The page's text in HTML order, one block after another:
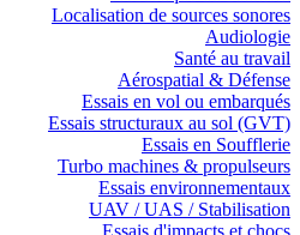
Localisation de sources sonores
Audiologie
Santé au travail
Aérospatial & Défense
Essais en vol ou embarqués
Essais structuraux au sol (GVT)
Essais en Soufflerie
Turbo machines & propulseurs
Essais environnementaux
UAV / UAS / Stabilisation
Essais d'impacts et chocs